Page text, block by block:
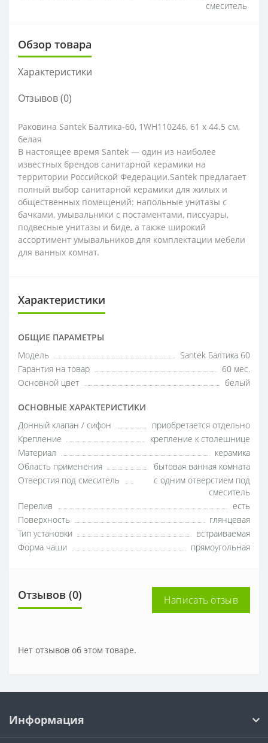
смеситель
Обзор товара
Характеристики
Отзывов (0)
Раковина Santek Балтика-60, 1WH110246, 61 x 44.5 см,
белая
В настоящее время Santek — один из наиболее
известных брендов санитарной керамики на
территории Российской Федерации.Santek предлагает
полный выбор санитарной керамики для жилых и
общественных помещений: напольные унитазы с
бачками, умывальники с постаментами, писсуары,
подвесные унитазы и биде, а также широкий
ассортимент умывальников для комплектации мебели
для ванных комнат.
Характеристики
ОБЩИЕ ПАРАМЕТРЫ
Модель
Santek Балтика 60
Гарантия на товар
60 мес.
Основной цвет
белый
ОСНОВНЫЕ ХАРАКТЕРИСТИКИ
Донный клапан / сифон
приобретается отдельно
Крепление
крепление к столешнице
Материал
керамика
Область применения
бытовая ванная комната
Отверстия под смеситель
с одним отверстием под
смеситель
Перелив
есть
Поверхность
глянцевая
Тип установки
встраиваемая
Форма чаши
прямоугольная
Отзывов (0) Написать отзыв
Нет отзывов об этом товаре.
Информация